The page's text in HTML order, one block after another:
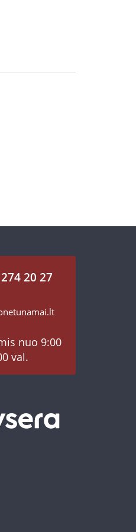
20 27
nuo 9:00
val.